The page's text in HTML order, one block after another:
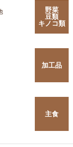
野菜
豆類
キノコ類
加工品
主食